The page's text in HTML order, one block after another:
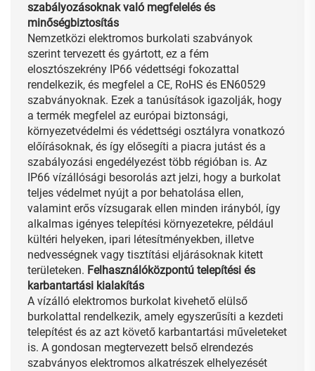
szabályozásoknak való megfelelés és
minőségbiztosítás
Nemzetközi elektromos burkolati szabványok
szerint tervezett és gyártott, ez a fém
elosztószekrény IP66 védettségi fokozattal
rendelkezik, és megfelel a CE, RoHS és EN60529
szabványoknak. Ezek a tanúsítások igazolják, hogy
a termék megfelel az európai biztonsági,
környezetvédelmi és védettségi osztályra vonatkozó
előírásoknak, és így elősegíti a piacra jutást és a
szabályozási engedélyezést több régióban is. Az
IP66 vízállósági besorolás azt jelzi, hogy a burkolat
teljes védelmet nyújt a por behatolása ellen,
valamint erős vízsugarak ellen minden irányból, így
alkalmas igényes telepítési környezetekre, például
kültéri helyeken, ipari létesítményekben, illetve
nedvességnek vagy tisztítási eljárásoknak kitett
területeken. Felhasználóközpontú telepítési és
karbantartási kialakítás
A vízálló elektromos burkolat kivehető elülső
burkolattal rendelkezik, amely egyszerűsíti a kezdeti
telepítést és az azt követő karbantartási műveleteket
is. A gondosan megtervezett belső elrendezés
szabványos elektromos alkatrészek elhelyezését